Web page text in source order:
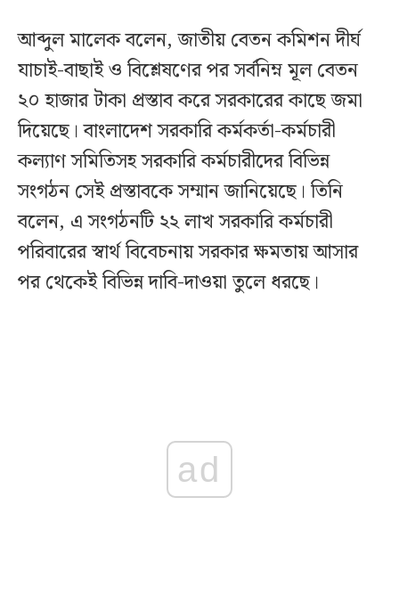
আব্দুল মালেক বলেন, জাতীয় বেতন কমিশন দীর্ঘ
যাচাই-বাছাই ও বিশ্লেষণের পর সর্বনিম্ন মূল বেতন
২০ হাজার টাকা প্রস্তাব করে সরকারের কাছে জমা
দিয়েছে। বাংলাদেশ সরকারি কর্মকর্তা-কর্মচারী
কল্যাণ সমিতিসহ সরকারি কর্মচারীদের বিভিন্ন
সংগঠন সেই প্রস্তাবকে সম্মান জানিয়েছে। তিনি
বলেন, এ সংগঠনটি ২২ লাখ সরকারি কর্মচারী
পরিবারের স্বার্থ বিবেচনায় সরকার ক্ষমতায় আসার
পর থেকেই বিভিন্ন দাবি-দাওয়া তুলে ধরছে।
ad